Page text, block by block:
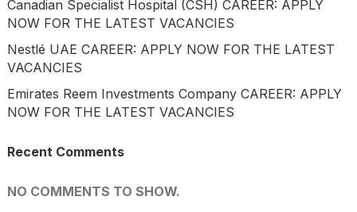
Canadian Specialist Hospital (CSH) CAREER: APPLY
NOW FOR THE LATEST VACANCIES
Nestlé UAE CAREER: APPLY NOW FOR THE LATEST
VACANCIES
Emirates Reem Investments Company CAREER: APPLY
NOW FOR THE LATEST VACANCIES
Recent Comments
NO COMMENTS TO SHOW.